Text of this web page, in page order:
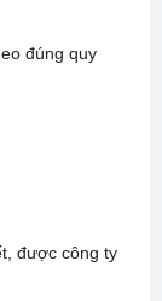
đúng quy
được công ty